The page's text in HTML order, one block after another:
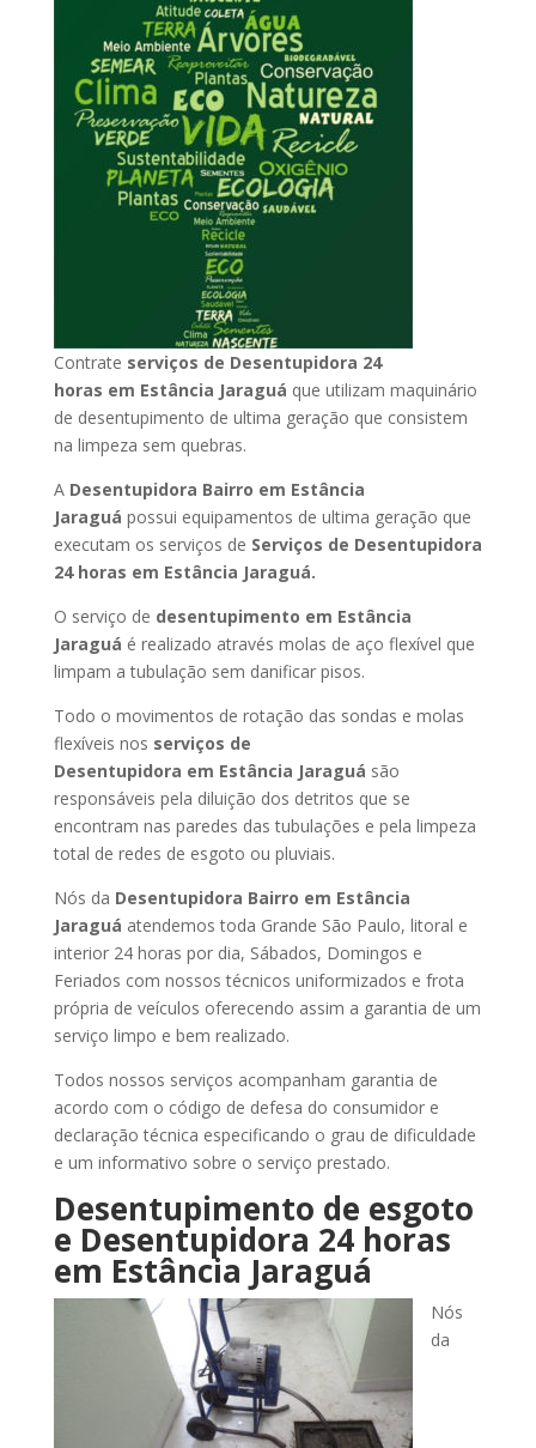
Contrate serviços de Desentupidora 24
horas em Estância Jaraguá que utilizam maquinário
de desentupimento de ultima geração que consistem
na limpeza sem quebras.
A Desentupidora Bairro em Estância
Jaraguá possui equipamentos de ultima geração que
executam os serviços de Serviços de Desentupidora
24 horas em Estância Jaraguá.
O serviço de desentupimento em Estância
Jaraguá é realizado através molas de aço flexível que
limpam a tubulação sem danificar pisos.
Todo o movimentos de rotação das sondas e molas
flexíveis nos serviços de
Desentupidora em Estância Jaraguá são
responsáveis pela diluição dos detritos que se
encontram nas paredes das tubulações e pela limpeza
total de redes de esgoto ou pluviais.
Nós da Desentupidora Bairro em Estância
Jaraguá atendemos toda Grande São Paulo, litoral e
interior 24 horas por dia, Sábados, Domingos e
Feriados com nossos técnicos uniformizados e frota
própria de veículos oferecendo assim a garantia de um
serviço limpo e bem realizado.
Todos nossos serviços acompanham garantia de
acordo com o código de defesa do consumidor e
declaração técnica especificando o grau de dificuldade
e um informativo sobre o serviço prestado.
Desentupimento de esgoto
e Desentupidora 24 horas
em Estância Jaraguá
Nós
da